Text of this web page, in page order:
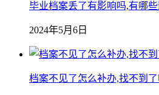
毕业档案丢了有影响吗,有哪
2024年5月6日
档案不见了怎么补办,找不到